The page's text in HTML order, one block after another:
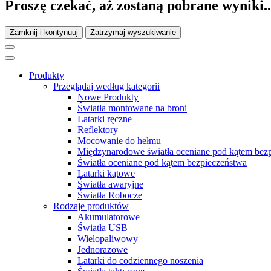
Proszę czekać, aż zostaną pobrane
Zamknij i kontynuuj Zatrzymaj wyszukiwanie
Produkty
Przeglądaj według kategorii
Nowe Produkty
Światła montowane na broni
Latarki ręczne
Reflektory
Mocowanie do hełmu
Międzynarodowe światła oceniane pod kątem
Światła oceniane pod kątem bezpieczeństwa
Latarki kątowe
Światła awaryjne
Światła Robocze
Rodzaje produktów
Akumulatorowe
Światła USB
Wielopaliwowy
Jednorazowe
Latarki do codziennego noszenia